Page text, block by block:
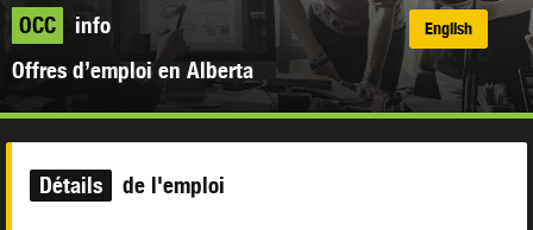
OCC
info
Offres d’emploi en Alberta
English
Détails de l'emploi